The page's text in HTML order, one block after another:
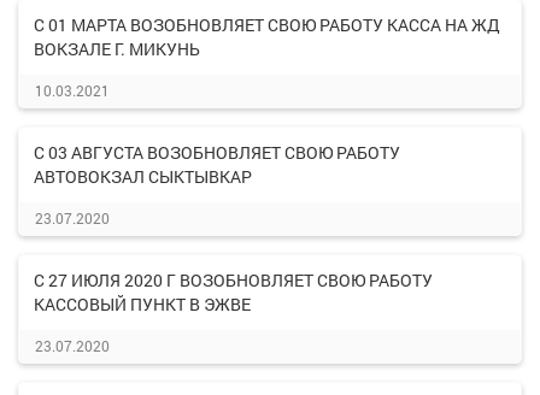
С 01 МАРТА ВОЗОБНОВЛЯЕТ СВОЮ РАБОТУ КАССА НА ЖД
ВОКЗАЛЕ Г. МИКУНЬ
10.03.2021
С 03 АВГУСТА ВОЗОБНОВЛЯЕТ СВОЮ РАБОТУ
АВТОВОКЗАЛ СЫКТЫВКАР
23.07.2020
С 27 ИЮЛЯ 2020 Г ВОЗОБНОВЛЯЕТ СВОЮ РАБОТУ
КАССОВЫЙ ПУНКТ В ЭЖВЕ
23.07.2020